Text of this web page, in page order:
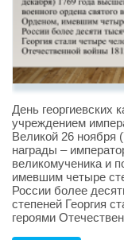
День георгиевских
учреждением
Великой 26 ноября
награды –
великомученика и
имевшим четыре
России более
степеней Георгия
героями